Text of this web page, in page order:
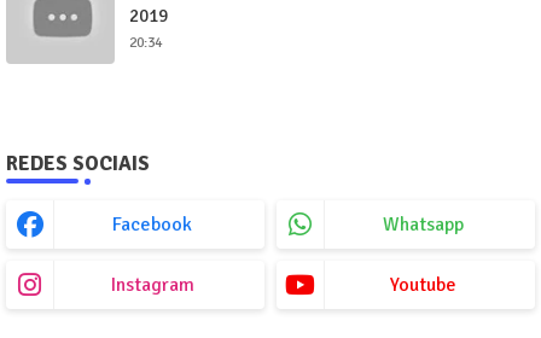
2019
20:34
REDES SOCIAIS
Facebook Whatsapp
Instagram Youtube